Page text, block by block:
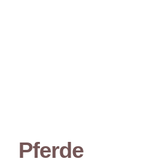
Pferde